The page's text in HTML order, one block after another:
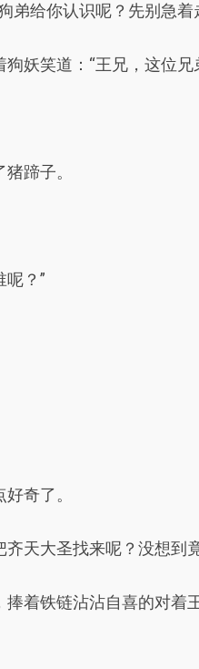
弟给你认识呢？先别急着
妖笑道：“王兄，这位兄
蹄子。
？”
奇了。
天大圣找来呢？没想到
着铁链沾沾自喜的对着王